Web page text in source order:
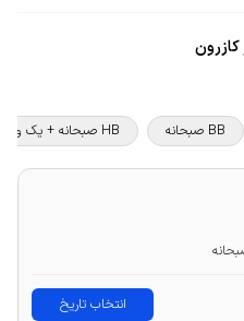
کازرون
BB صبحانه HB صبحانه + یک وعده غذا
انتخاب تاریخ